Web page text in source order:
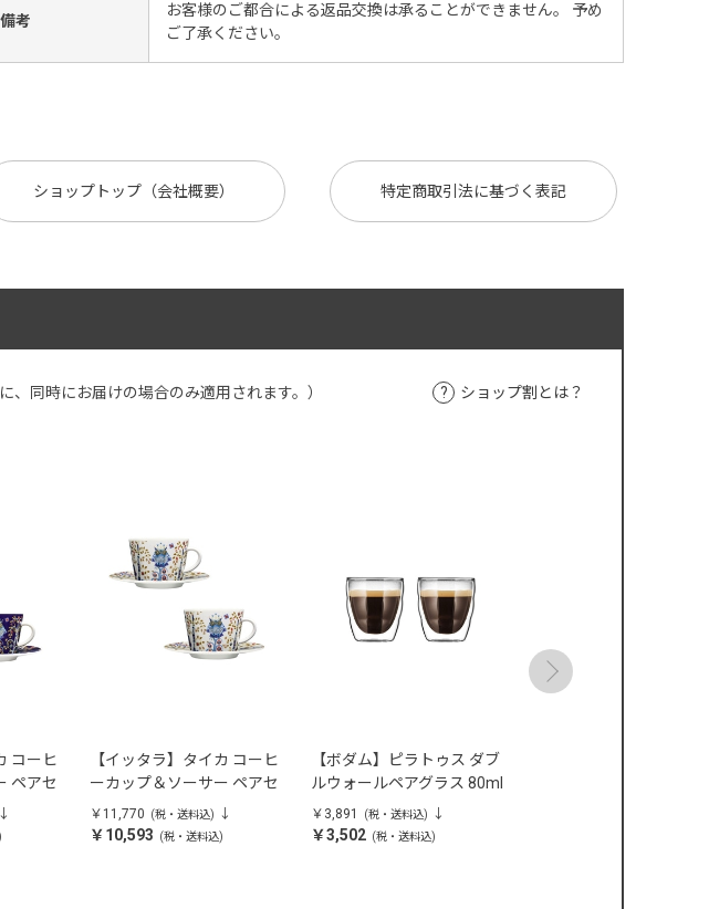
備考
お客様のご都合による返品交換は承ることができません。 予め
ご了承ください。
ショップトップ（会社概要） 特定商取引法に基づく表記
同時にお届けの場合のみ適用されます。）
ショップ割とは？
コーヒ
ペアセ
【イッタラ】タイカ コーヒ
ーカップ＆ソーサー ペアセ
ット
￥11,770 (税・送料込)
￥10,593 (税・送料込)
【ボダム】ピラトゥス ダブ
ルウォールペアグラス 80ml
￥3,891 (税・送料込)
￥3,502 (税・送料込)